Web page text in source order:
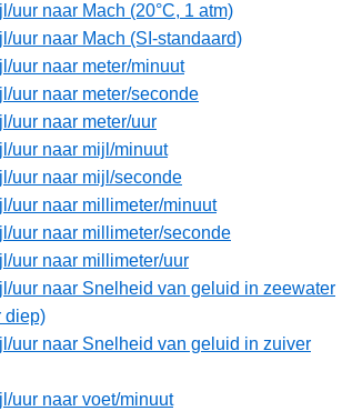
uur naar Mach (20°C, 1 atm)
uur naar Mach (SI-standaard)
uur naar meter/minuut
uur naar meter/seconde
uur naar meter/uur
uur naar mijl/minuut
uur naar mijl/seconde
uur naar millimeter/minuut
uur naar millimeter/seconde
uur naar millimeter/uur
uur naar Snelheid van geluid in zeewater
diep)
uur naar Snelheid van geluid in zuiver
uur naar voet/minuut